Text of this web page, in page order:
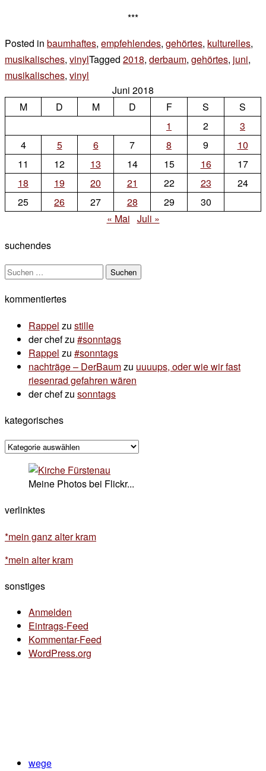
***
Posted in baumhaftes, empfehlendes, gehörtes, kulturelles,
musikalisches, vinylTagged 2018, derbaum, gehörtes, juni,
musikalisches, vinyl
Comment
neu
auf
dem
plattendreher
Juni 2018
M
D M D F S
S
1
2
3
4
5 6 7 8 9
10
11
12 13 14 15 16
17
18
19 20 21 22 23
24
25
26 27 28 29
30
« Mai Juli »
suchendes
Suchen
kommentiertes
Rappel zu stille
der chefzu #sonntags
Rappel zu #sonntags
nachträge – DerBaumzu uuuups, oder wie wir fast
riesenrad gefahren wären
der chefzu sonntags
kategorisches
kategorisches
Meine Photos bei Flickr...
verlinktes
*mein ganz alter kram
*mein alter kram
sonstiges
Anmelden
Eintrags-Feed
Kommentar-Feed
WordPress.org
wege